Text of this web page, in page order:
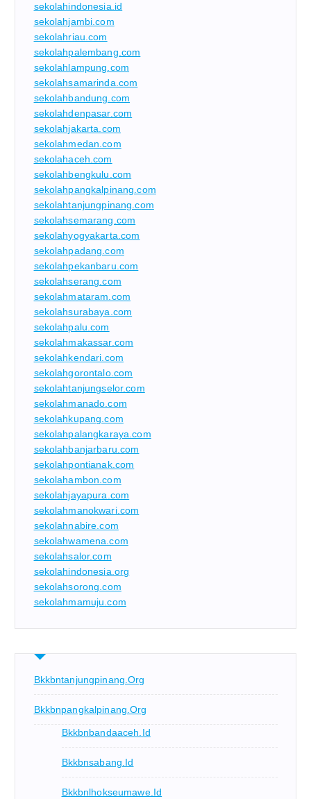
sekolahindonesia.id
sekolahjambi.com
sekolahriau.com
sekolahpalembang.com
sekolahlampung.com
sekolahsamarinda.com
sekolahbandung.com
sekolahdenpasar.com
sekolahjakarta.com
sekolahmedan.com
sekolahaceh.com
sekolahbengkulu.com
sekolahpangkalpinang.com
sekolahtanjungpinang.com
sekolahsemarang.com
sekolahyogyakarta.com
sekolahpadang.com
sekolahpekanbaru.com
sekolahserang.com
sekolahmataram.com
sekolahsurabaya.com
sekolahpalu.com
sekolahmakassar.com
sekolahkendari.com
sekolahgorontalo.com
sekolahtanjungselor.com
sekolahmanado.com
sekolahkupang.com
sekolahpalangkaraya.com
sekolahbanjarbaru.com
sekolahpontianak.com
sekolahambon.com
sekolahjayapura.com
sekolahmanokwari.com
sekolahnabire.com
sekolahwamena.com
sekolahsalor.com
sekolahindonesia.org
sekolahsorong.com
sekolahmamuju.com
Bkkbntanjungpinang.org
Bkkbnpangkalpinang.org
Bkkbnbandaaceh.id
Bkkbnsabang.id
Bkkbnlhokseumawe.id